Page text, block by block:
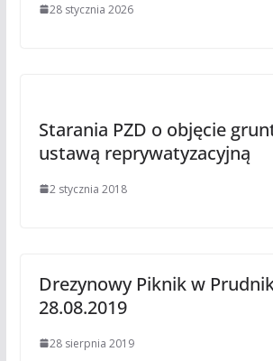
28 stycznia 2026
Starania PZD o objęcie
ustawą reprywatyzacyjną
2 stycznia 2018
Drezynowy Piknik w
28.08.2019
28 sierpnia 2019